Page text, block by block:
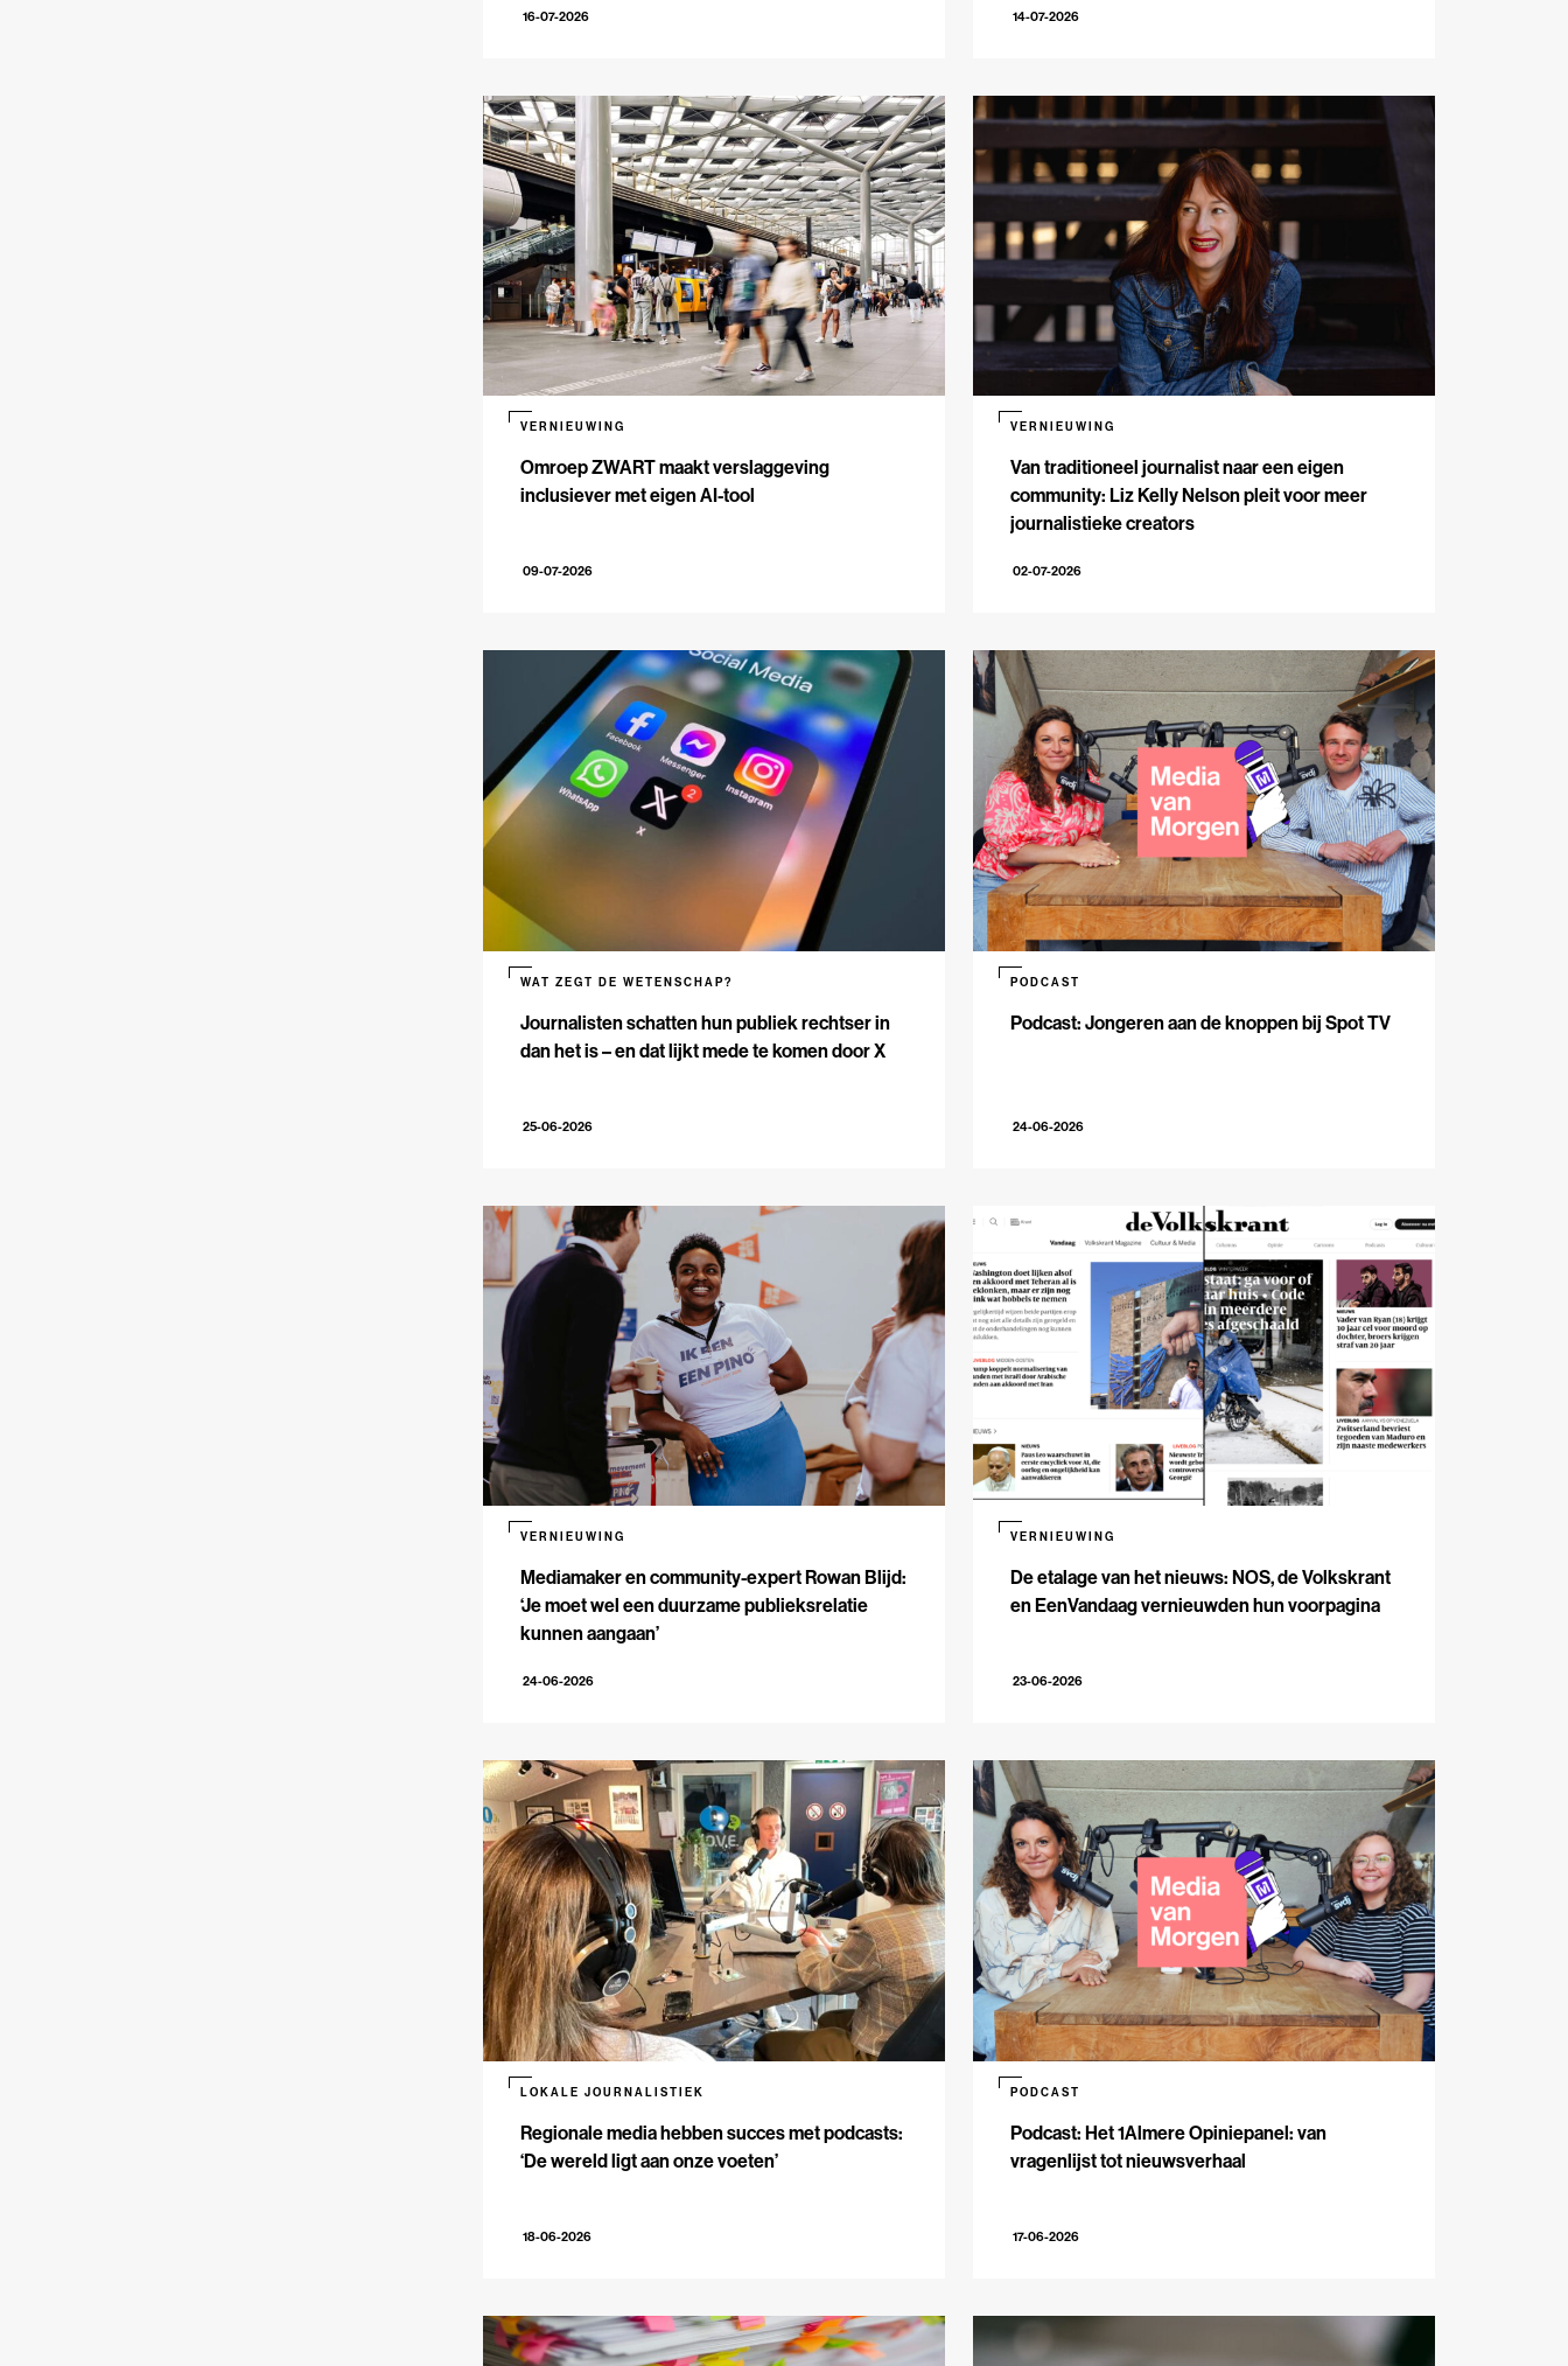
16-07-2026 14-07-2026
Omroep ZWART maakt verslaggeving
inclusiever met eigen AI-tool
VERNIEUWING
09-07-2026
Van traditioneel journalist naar een eigen
community: Liz Kelly Nelson pleit voor meer
journalistieke creators
VERNIEUWING
02-07-2026
Journalisten schatten hun publiek rechtser in
dan het is – en dat lijkt mede te komen door X
WAT ZEGT DE WETENSCHAP?
25-06-2026
Podcast: Jongeren aan de knoppen bij Spot TV
PODCAST
24-06-2026
Mediamaker en community-expert Rowan Blijd:
‘Je moet wel een duurzame publieksrelatie
kunnen aangaan’
VERNIEUWING
24-06-2026
De etalage van het nieuws: NOS, de Volkskrant
en EenVandaag vernieuwden hun voorpagina
VERNIEUWING
23-06-2026
Regionale media hebben succes met podcasts:
‘De wereld ligt aan onze voeten’
LOKALE JOURNALISTIEK
18-06-2026
Podcast: Het 1Almere Opiniepanel: van
vragenlijst tot nieuwsverhaal
PODCAST
17-06-2026